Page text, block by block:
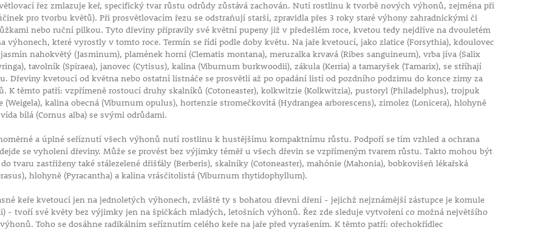
platí i v
obalit
možností
otvor,
s
by
řez zmlazuje keř, specifický tvar růstu odrůdy zůstává zachován. Nutí rostlinu k tvorbě nových výhonů, zejména při
pro tvorbu květů). Při prosvětlovacím řezu se odstraňují starší, zpravidla přes 3 roky staré výhony zahradnickými či
nebo ruční pilkou. Tyto dřeviny připravily své květní pupeny již v předešlém roce, kvetou tedy nejdříve na dvouletém
výhonech, které vyrostly v tomto roce. Termín se řídí podle doby květu. Na jaře kvetoucí, jako zlatice (Forsythia), kdoulovec
jasmín nahokvětý (Jasminum), plamének horní (Clematis montana), meruzalka krvavá (Ribes sanguineum), vrba jíva (Salix
tavolník (Spiraea), janovec (Cytisus), kalina (Viburnum burkwoodii), zákula (Kerria) a tamaryšek (Tamarix), se stříhají
Dřeviny kvetoucí od května nebo ostatní listnáče se prosvětlí až po opadání listí od pozdního podzimu do konce zimy za
K těmto patří: vzpřímeně rostoucí druhy skalníků (Cotoneaster), kolkwitzie (Kolkwitzia), pustoryl (Philadelphus), trojpuk
(Weigela), kalina obecná (Viburnum opulus), hortenzie stromečkovitá (Hydrangea arborescens), zimolez (Lonicera), hlohyně
bílá (Cornus alba) se svými odrůdami.
a úplné seříznutí všech výhonů nutí rostlinu k hustějšímu kompaktnímu růstu. Podpoří se tím vzhled a ochrana
se vyholení dřeviny. Může se provést bez výjimky téměř u všech dřevin se vzpřímeným tvarem růstu. Takto mohou být
tvaru zastřiženy také stálezelené dřišťály (Berberis), skalníky (Cotoneaster), mahónie (Mahonia), bobkovišeň lékařská
hlohyně (Pyracantha) a kalina vrásčitolistá (Viburnum rhytidophyllum).
keře kvetoucí jen na jednoletých výhonech, zvláště ty s bohatou dřevní dření - jejichž nejznámější zástupce je komule
- tvoří své květy bez výjimky jen na špičkách mladých, letošních výhonů. Řez zde sleduje vytvoření co možná největšího
Toho se dosáhne radikálním seříznutím celého keře na jaře před vyrašením. K těmto patří: ořechokřídlec